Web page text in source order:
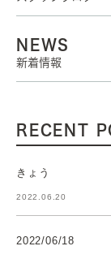
NEWS
新着情報
RECENT
きょう
2022.06.20
2022/06/18